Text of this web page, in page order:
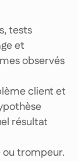
tests
et
observés
client et
résultat
ou trompeur.